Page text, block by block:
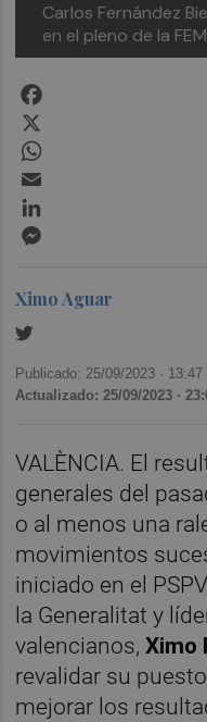
Carlos Fernández
en el pleno de la
Ximo Aguar
Publicado: 25/09/2023 · 13:47
Actualizado: 25/09/2023 ·
VALÈNCIA. El
generales del
o al menos una
movimientos
iniciado en el
la Generalitat y
valencianos,Ximo
revalidar su
mejorar los